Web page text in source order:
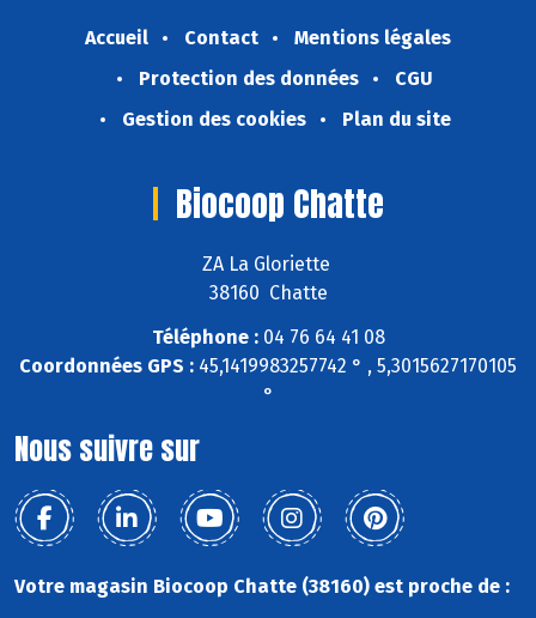
Accueil Contact
Mentions légales
Protection des données
CGU
Gestion des cookies
Plan du site
Biocoop Chatte
ZA La Gloriette
38160 Chatte
Téléphone :04 76 64 41 08
Coordonnées GPS : 45,1419983257742 ° , 5,3015627170105
°
Nous suivre sur
Votre magasin Biocoop Chatte (38160) est proche de :